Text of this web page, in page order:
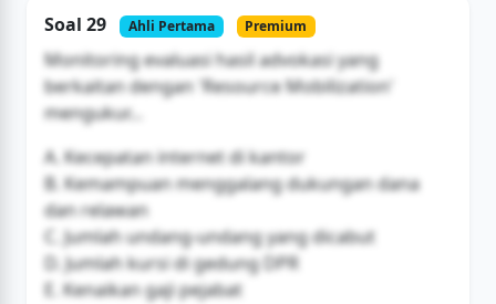
Buka Akses
Soal 29 Ahli Pertama Premium
Monitoring evaluasi hasil advokasi yang
berkaitan dengan 'Resource Mobilization'
mengukur...
A. Kecepatan internet di kantor
B. Kemampuan menggalang dukungan dana
dan relawan
C. Jumlah undang-undang yang dicabut
D. Jumlah kursi di gedung DPR
E. Kenaikan gaji pejabat